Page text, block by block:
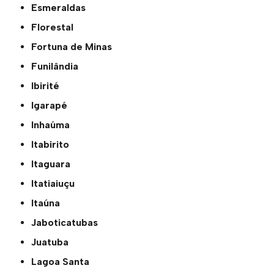
Esmeraldas
Florestal
Fortuna de Minas
Funilândia
Ibirité
Igarapé
Inhaúma
Itabirito
Itaguara
Itatiaiuçu
Itaúna
Jaboticatubas
Juatuba
Lagoa Santa